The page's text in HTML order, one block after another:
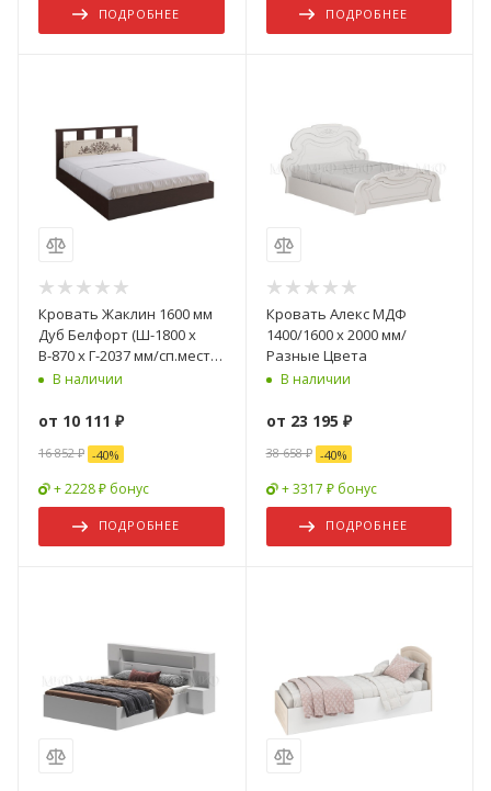
ПОДРОБНЕЕ ПОДРОБНЕЕ
Кровать Жаклин 1600 мм
Дуб Белфорт (Ш-1800 х
В-870 х Г-2037 мм/сп.место
1600 х 2000 мм)
В наличии
от 10 111 ₽
16 852 ₽ -40%
+ 2228 ₽ бонус
ПОДРОБНЕЕ
Кровать Алекс МДФ
1400/1600 х 2000 мм/
Разные Цвета
В наличии
от 23 195 ₽
38 658 ₽ -40%
+ 3317 ₽ бонус
ПОДРОБНЕЕ